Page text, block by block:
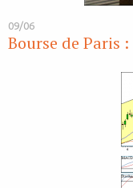
09/06
Bourse de Paris